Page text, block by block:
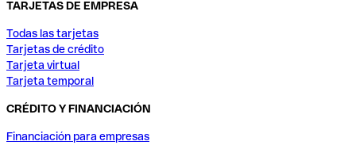
TARJETAS DE EMPRESA
Todas las tarjetas
Tarjetas de crédito
Tarjeta virtual
Tarjeta temporal
CRÉDITO Y FINANCIACIÓN
Financiación para empresas